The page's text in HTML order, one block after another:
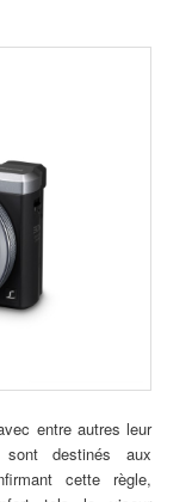
entre autres leur
destinés aux
cette règle,